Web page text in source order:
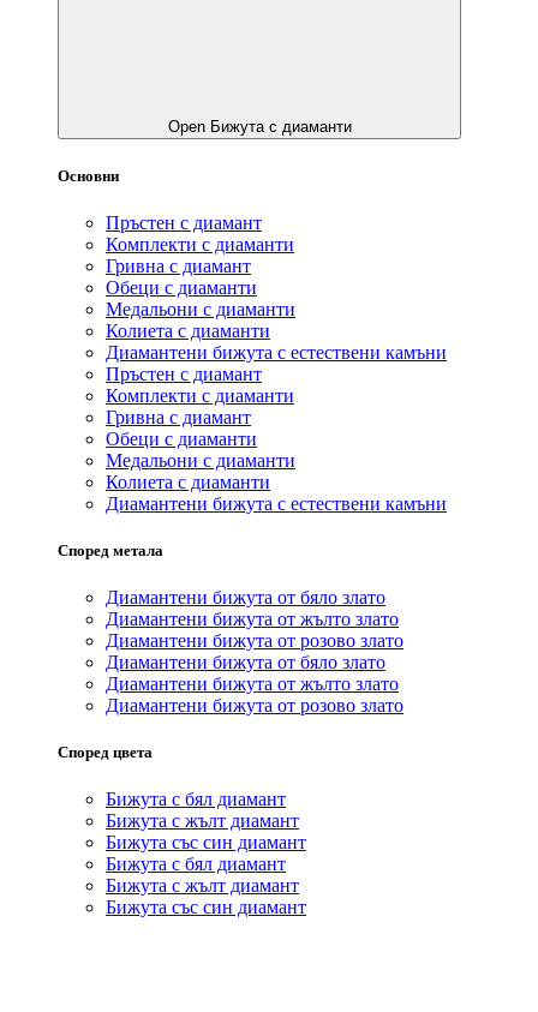
Open Бижута с диаманти
Основни
Пръстен с диамант
Комплекти с диаманти
Гривнa с диамант
Обеци с диаманти
Медальони с диаманти
Колиета с диаманти
Диамантени бижута с естествени камъни
Пръстен с диамант
Комплекти с диаманти
Гривнa с диамант
Обеци с диаманти
Медальони с диаманти
Колиета с диаманти
Диамантени бижута с естествени камъни
Според метала
Диамантени бижута от бяло злато
Диамантени бижута от жълто злато
Диамантени бижута от розово злато
Диамантени бижута от бяло злато
Диамантени бижута от жълто злато
Диамантени бижута от розово злато
Според цвета
Бижута с бял диамант
Бижута с жълт диамант
Бижута със син диамант
Бижута с бял диамант
Бижута с жълт диамант
Бижута със син диамант